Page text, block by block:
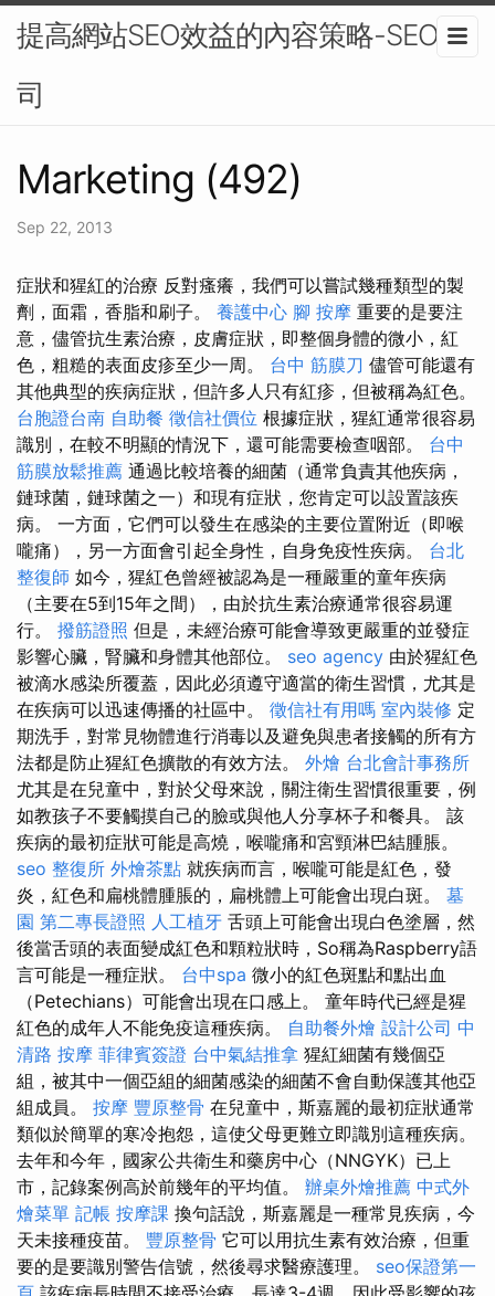
提高網站SEO效益的內容策略-SEO公
司
Marketing (492)
Sep 22, 2013
症狀和猩紅的治療 反對瘙癢，我們可以嘗試幾種類型的製
劑，面霜，香脂和刷子。 養護中心 腳 按摩 重要的是要注
意，儘管抗生素治療，皮膚症狀，即整個身體的微小，紅
色，粗糙的表面皮疹至少一周。 台中 筋膜刀 儘管可能還有
其他典型的疾病症狀，但許多人只有紅疹，但被稱為紅色。
台胞證台南 自助餐 徵信社價位 根據症狀，猩紅通常很容易
識別，在較不明顯的情況下，還可能需要檢查咽部。 台中
筋膜放鬆推薦 通過比較培養的細菌（通常負責其他疾病，
鏈球菌，鏈球菌之一）和現有症狀，您肯定可以設置該疾
病。 一方面，它們可以發生在感染的主要位置附近（即喉
嚨痛），另一方面會引起全身性，自身免疫性疾病。 台北
整復師 如今，猩紅色曾經被認為是一種嚴重的童年疾病
（主要在5到15年之間），由於抗生素治療通常很容易運
行。 撥筋證照 但是，未經治療可能會導致更嚴重的並發症
影響心臟，腎臟和身體其他部位。 seo agency 由於猩紅色
被滴水感染所覆蓋，因此必須遵守適當的衛生習慣，尤其是
在疾病可以迅速傳播的社區中。 徵信社有用嗎 室內裝修 定
期洗手，對常見物體進行消毒以及避免與患者接觸的所有方
法都是防止猩紅色擴散的有效方法。 外燴 台北會計事務所
尤其是在兒童中，對於父母來說，關注衛生習慣很重要，例
如教孩子不要觸摸自己的臉或與他人分享杯子和餐具。 該
疾病的最初症狀可能是高燒，喉嚨痛和宮頸淋巴結腫脹。
seo 整復所 外燴茶點 就疾病而言，喉嚨可能是紅色，發
炎，紅色和扁桃體腫脹的，扁桃體上可能會出現白斑。 墓
園 第二專長證照 人工植牙 舌頭上可能會出現白色塗層，然
後當舌頭的表面變成紅色和顆粒狀時，So稱為Raspberry語
言可能是一種症狀。 台中spa 微小的紅色斑點和點出血
（Petechians）可能會出現在口感上。 童年時代已經是猩
紅色的成年人不能免疫這種疾病。 自助餐外燴 設計公司 中
清路 按摩 菲律賓簽證 台中氣結推拿 猩紅細菌有幾個亞
組，被其中一個亞組的細菌感染的細菌不會自動保護其他亞
組成員。 按摩 豐原整骨 在兒童中，斯嘉麗的最初症狀通常
類似於簡單的寒冷抱怨，這使父母更難立即識別這種疾病。
去年和今年，國家公共衛生和藥房中心（NNGYK）已上
市，記錄案例高於前幾年的平均值。 辦桌外燴推薦 中式外
燴菜單 記帳 按摩課 換句話說，斯嘉麗是一種常見疾病，今
天未接種疫苗。 豐原整骨 它可以用抗生素有效治療，但重
要的是要識別警告信號，然後尋求醫療護理。 seo保證第一